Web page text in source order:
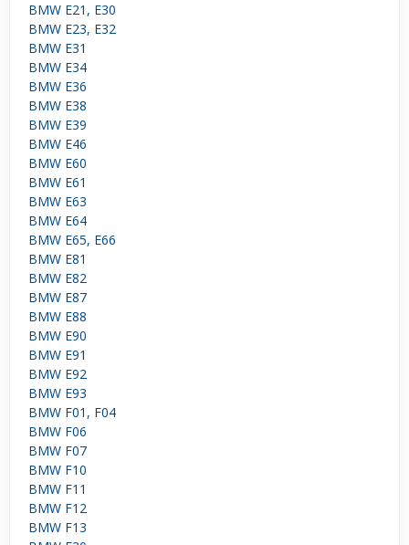
BMW E21, E30
BMW E23, E32
BMW E31
BMW E34
BMW E36
BMW E38
BMW E39
BMW E46
BMW E60
BMW E61
BMW E63
BMW E64
BMW E65, E66
BMW E81
BMW E82
BMW E87
BMW E88
BMW E90
BMW E91
BMW E92
BMW E93
BMW F01, F04
BMW F06
BMW F07
BMW F10
BMW F11
BMW F12
BMW F13